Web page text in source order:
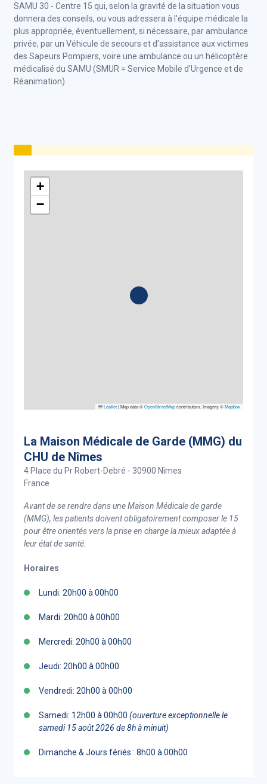
SAMU 30 - Centre 15 qui, selon la gravité de la situation vous
donnera des conseils, ou vous adressera à l'équipe médicale la
plus appropriée, éventuellement, si nécessaire, par ambulance
privée, par un Véhicule de secours et d'assistance aux victimes
des Sapeurs Pompiers, voire une ambulance ou un hélicoptère
médicalisé du SAMU (SMUR = Service Mobile d'Urgence et de
Réanimation).
+
−
Leaflet|Map data ©OpenStreetMapcontributors, Imagery ©Mapbox
La Maison Médicale de Garde (MMG) du
CHU de Nîmes
4 Place du Pr Robert-Debré - 30900 Nîmes
France
Avant de se rendre dans une Maison Médicale de garde
(MMG), les patients doivent obligatoirement composer le 15
pour être orientés vers la prise en charge la mieux adaptée à
leur état de santé.
Horaires
Lundi: 20h00 à 00h00
Mardi: 20h00 à 00h00
Mercredi: 20h00 à 00h00
Jeudi: 20h00 à 00h00
Vendredi: 20h00 à 00h00
Samedi: 12h00 à 00h00 (ouverture exceptionnelle le
samedi 15 août 2026 de 8h à minuit)
Dimanche & Jours fériés : 8h00 à 00h00